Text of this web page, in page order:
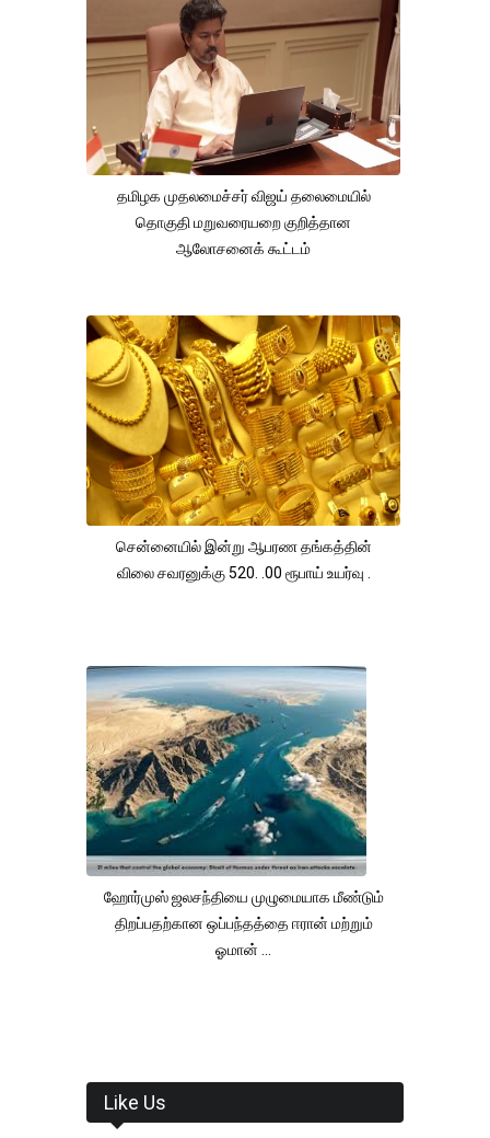
தமிழக முதலமைச்சர் விஜய் தலைமையில்
தொகுதி மறுவரையறை குறித்தான
ஆலோசனைக் கூட்டம்
சென்னையில் இன்று ஆபரண தங்கத்தின்
விலை சவரனுக்கு 520. .00 ரூபாய் உயர்வு .
ஹோர்முஸ் ஜலசந்தியை முழுமையாக மீண்டும்
திறப்பதற்கான ஒப்பந்தத்தை ஈரான் மற்றும்
ஓமான் ...
Like Us